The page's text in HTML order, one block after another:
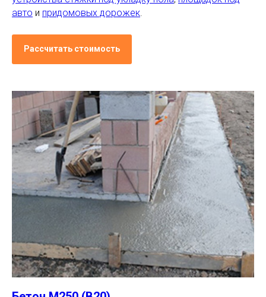
авто и придомовых дорожек.
Рассчитать стоимость